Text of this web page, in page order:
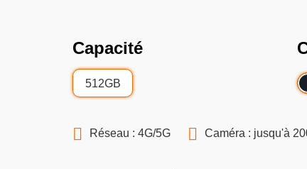
Capacité
512GB
Réseau : 4G/5G Caméra : jusqu'à